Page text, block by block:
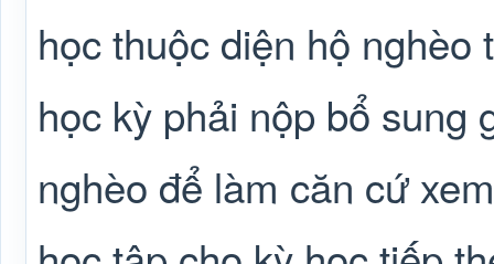
học thuộc diện hộ nghèo
học kỳ phải nộp bổ sung
nghèo để làm căn cứ